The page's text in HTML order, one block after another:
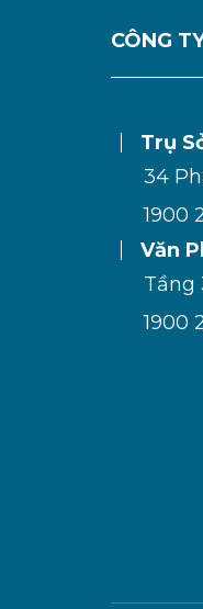
CÔNG
Trụ
34
1900
Văn
Tầng
1900